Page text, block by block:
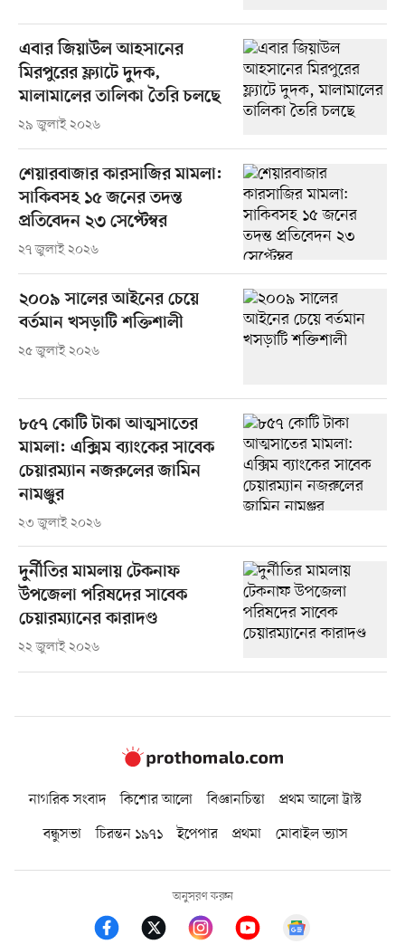
এবার জিয়াউল আহসানের
মিরপুরের ফ্ল্যাটে দুদক,
মালামালের তালিকা তৈরি চলছে
২৯ জুলাই ২০২৬
শেয়ারবাজার কারসাজির মামলা:
সাকিবসহ ১৫ জনের তদন্ত
প্রতিবেদন ২৩ সেপ্টেম্বর
২৭ জুলাই ২০২৬
২০০৯ সালের আইনের চেয়ে
বর্তমান খসড়াটি শক্তিশালী
২৫ জুলাই ২০২৬
৮৫৭ কোটি টাকা আত্মসাতের
মামলা: এক্সিম ব্যাংকের সাবেক
চেয়ারম্যান নজরুলের জামিন
নামঞ্জুর
২৩ জুলাই ২০২৬
দুর্নীতির মামলায় টেকনাফ
উপজেলা পরিষদের সাবেক
চেয়ারম্যানের কারাদণ্ড
২২ জুলাই ২০২৬
নাগরিক সংবাদ কিশোর আলো বিজ্ঞানচিন্তা
প্রথম আলো ট্রাস্ট
বন্ধুসভা
চিরন্তন ১৯৭১ ইপেপার প্রথমা মোবাইল ভ্যাস
অনুসরণ করুন